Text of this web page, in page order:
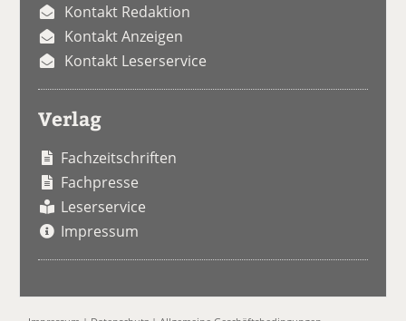
Kontakt Redaktion
Kontakt Anzeigen
Kontakt Leserservice
Verlag
Fachzeitschriften
Fachpresse
Leserservice
Impressum